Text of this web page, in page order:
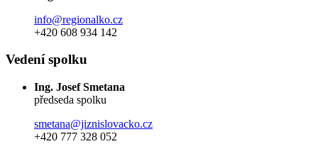
info@regionalko.cz
+420 608 934 142
Vedení spolku
Ing. Josef Smetana
předseda spolku
smetana@jiznislovacko.cz
+420 777 328 052